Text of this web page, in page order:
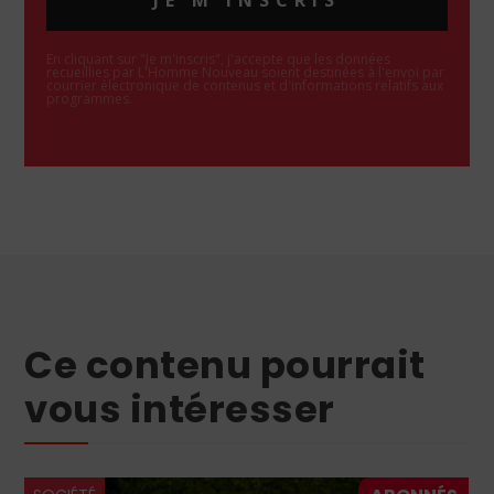
En cliquant sur "Je m'inscris", j'accepte que les données
recueillies par L'Homme Nouveau soient destinées à l'envoi par
courrier électronique de contenus et d'informations relatifs aux
programmes.
Ce contenu pourrait
vous intéresser